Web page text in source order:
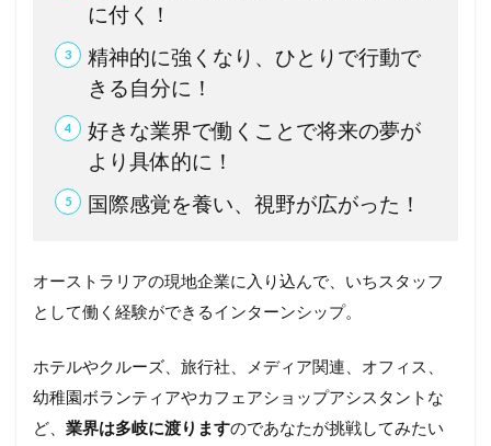
に付く！
精神的に強くなり、ひとりで行動で
きる自分に！
好きな業界で働くことで将来の夢が
より具体的に！
国際感覚を養い、視野が広がった！
オーストラリアの現地企業に入り込んで、いちスタッフ
として働く経験ができるインターンシップ。
ホテルやクルーズ、旅行社、メディア関連、オフィス、
幼稚園ボランティアやカフェアショップアシスタントな
ど、 業界は多岐に渡りますのであなたが挑戦してみたい